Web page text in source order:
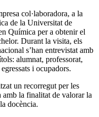
col·laboradora, a la
de la Universitat de
Química per a obtenir el
Durant la visita, els
s’han entrevistat amb
alumnat, professorat,
i ocupadors.
un recorregut per les
amb la finalitat de valorar la
docència.